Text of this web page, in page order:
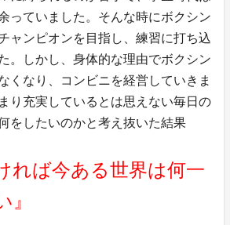
っていました。そんな時にボクシン
ャンピオンを目指し、練習に打ち込
。しかし、身体的な理由でボクシン
くなり、コンビニを経営していきま
り充実しているとは思えない毎日の
をしたいのかと考え抜いた結果
れば今ある世界は何一
』